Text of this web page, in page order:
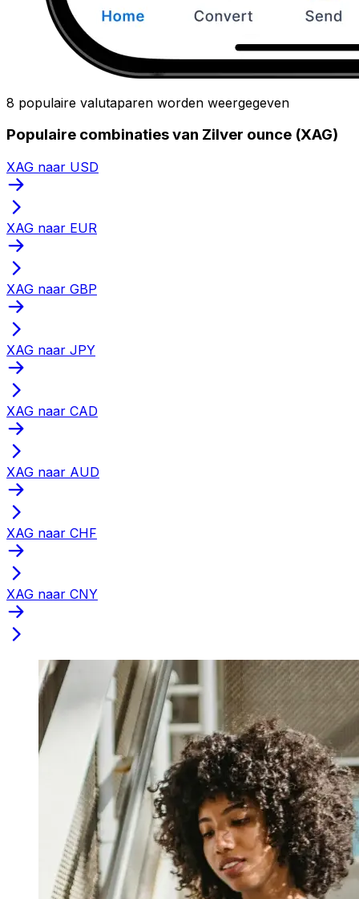
8 populaire valutaparen worden weergegeven
Populaire combinaties van Zilver ounce (XAG)
XAG naar USD
XAG naar EUR
XAG naar GBP
XAG naar JPY
XAG naar CAD
XAG naar AUD
XAG naar CHF
XAG naar CNY